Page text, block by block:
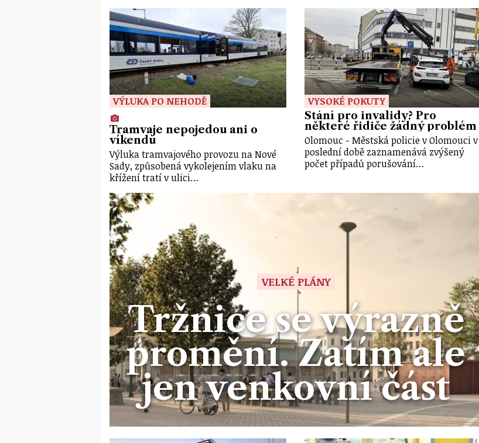
VÝLUKA PO NEHODĚ
Tramvaje nepojedou ani o
víkendu
Výluka tramvajového provozu na Nové
Sady, způsobená vykolejením vlaku na
křížení tratí v ulici…
VYSOKÉ POKUTY
Stání pro invalidy? Pro
některé řidiče žádný problém
Olomouc - Městská policie v Olomouci v
poslední době zaznamenává zvýšený
počet případů porušování…
VELKÉ PLÁNY
Tržnice se výrazně
promění. Zatím ale
jen venkovní část